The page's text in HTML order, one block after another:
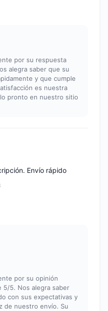
por su respuesta
alegra saber que su
y que cumple
es nuestra
pronto en nuestro sitio
Envío rápido
por su opinión
5/5. Nos alegra saber
con sus expectativas y
de nuestro envío. Su